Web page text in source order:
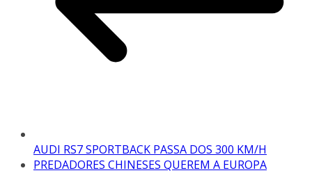
AUDI RS7 SPORTBACK PASSA DOS 300 KM/H
PREDADORES CHINESES QUEREM A EUROPA